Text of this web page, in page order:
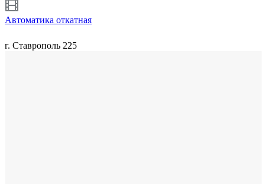
Автоматика откатная
г. Ставрополь 225